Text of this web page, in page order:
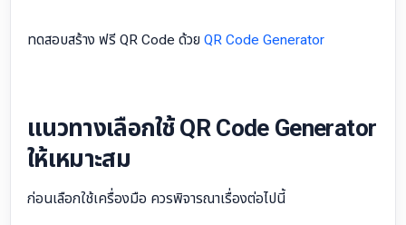
ทดสอบสร้าง ฟรี QR Code ด้วย QR Code Generator
แนวทางเลือกใช้ QR Code Generator
ให้เหมาะสม
ก่อนเลือกใช้เครื่องมือ ควรพิจารณาเรื่องต่อไปนี้